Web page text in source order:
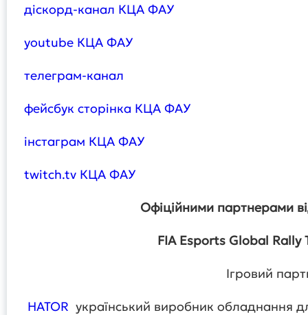
діскорд-канал КЦА ФАУ
youtube КЦА ФАУ
телеграм-канал
фейсбук сторінка КЦА ФАУ
інстаграм КЦА ФАУ
twitch.tv КЦА ФАУ
Офіційними партнерами
FIA Esports Global Rally
Ігровий
HATOR український виробник обладнання